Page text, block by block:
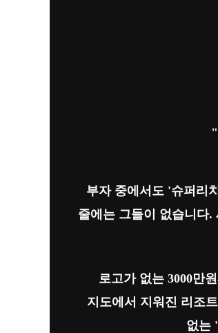
부자 중에서도 '슈퍼리
줄에는 그들이 없습니다
로고가 없는 3000만
지도에서 지워진 리조
없는